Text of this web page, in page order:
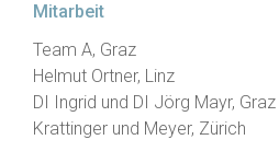
Mitarbeit
Team A, Graz
Helmut Ortner, Linz
DI Ingrid und DI Jörg Mayr, Graz
Krattinger und Meyer, Zürich